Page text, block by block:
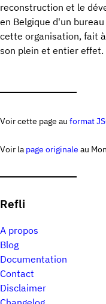
reconstruction et le
en Belgique d'un
cette organisation, fait
son plein et entier effet.
Voir cette page au format
Voir la page originale au
Refli
A propos
Blog
Documentation
Contact
Disclaimer